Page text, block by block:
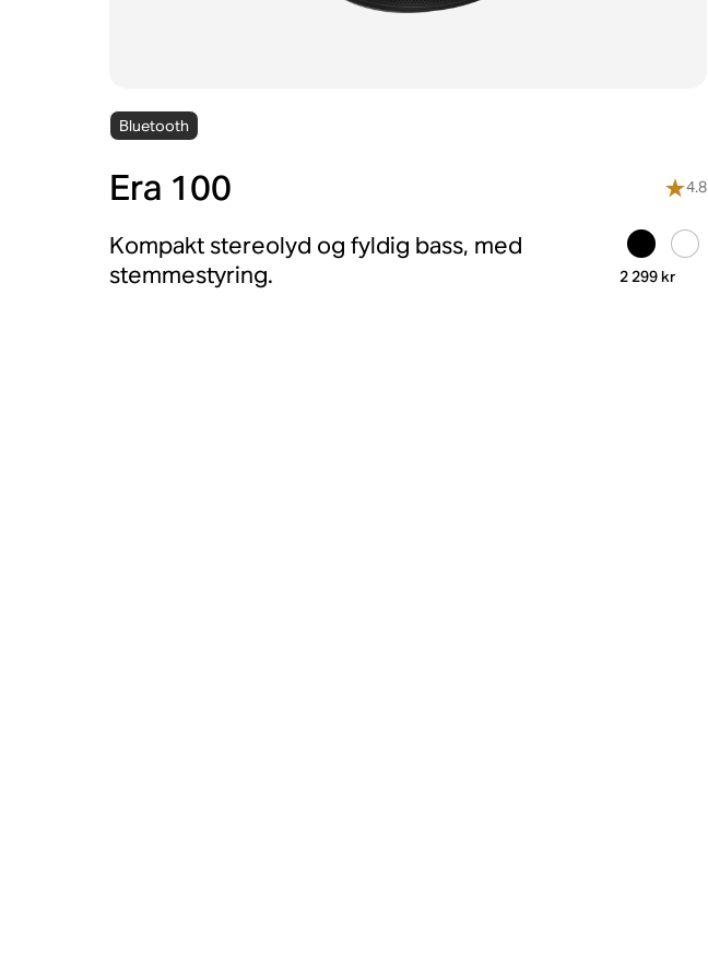
Bluetooth
Era 100 4.8
Kompakt stereolyd og fyldig bass, med
stemmestyring.
2 299 kr